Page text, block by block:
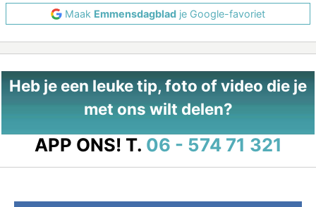
Maak Emmensdagblad je Google-favoriet
Heb je een leuke tip, foto of video die je
met ons wilt delen?
APP ONS! T. 06 - 574 71 321